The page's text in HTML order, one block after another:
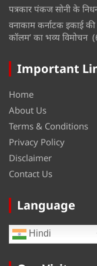
पत्रकार पंकज सोनी के
वनाकाम कर्नाटक इकाई
कॉलम’ का भव्य विमोचन
Important
Home
About Us
Terms & Conditions
Privacy Policy
Disclaimer
Contact Us
Language
Hindi